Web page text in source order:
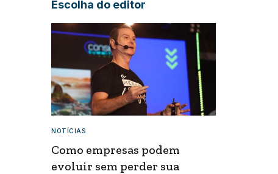
Escolha do editor
NOTÍCIAS
Como empresas podem
evoluir sem perder sua